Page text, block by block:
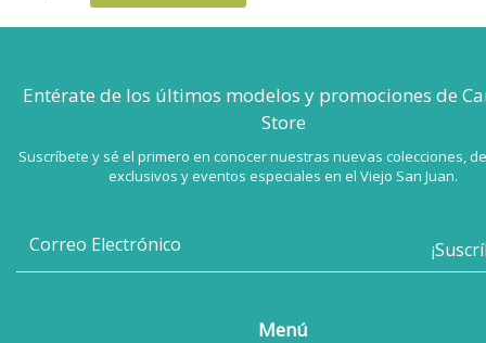
Entérate de los últimos modelos y promociones de
Store
Suscríbete y sé el primero en conocer nuestras nuevas colecciones,
exclusivos y eventos especiales en el Viejo San Juan.
Menú